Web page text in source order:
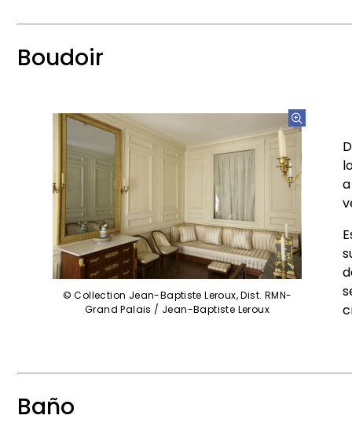
Boudoir
© Collection Jean-Baptiste Leroux, Dist. RMN-
Grand Palais / Jean-Baptiste Leroux
Baño